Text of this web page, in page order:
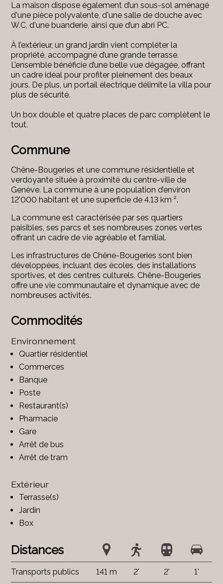
La maison dispose également d’un sous-sol aménagé
d'une pièce polyvalente, d'une salle de douche avec
W.C, d'une buanderie, ainsi que d’un abri PC.
À l’extérieur, un grand jardin vient compléter la
propriété, accompagné d’une grande terrasse.
L’ensemble bénéficie d’une belle vue dégagée, offrant
un cadre idéal pour profiter pleinement des beaux
jours. De plus, un portail électrique délimite la villa pour
plus de sécurité.
Un box double et quatre places de parc complètent le
tout.
Commune
Chêne-Bougeries et une commune résidentielle et
verdoyante située à proximité du centre-ville de
Genève. La commune à une population d’environ
12'000 habitant et une superficie de 4.13 km ².
La commune est caractérisée par ses quartiers
paisibles, ses parcs et ses nombreuses zones vertes
offrant un cadre de vie agréable et familial.
Les infrastructures de Chêne-Bougeries sont bien
développées, incluant des écoles, des installations
sportives, et des centres culturels. Chêne-Bougeries
offre une vie communautaire et dynamique avec de
nombreuses activités.
Commodités
Environnement
Quartier résidentiel
Commerces
Banque
Poste
Restaurant(s)
Pharmacie
Gare
Arrêt de bus
Arrêt de tram
Extérieur
Terrasse(s)
Jardin
Box
Distances
Transports publics 141 m 2' 2' 1'